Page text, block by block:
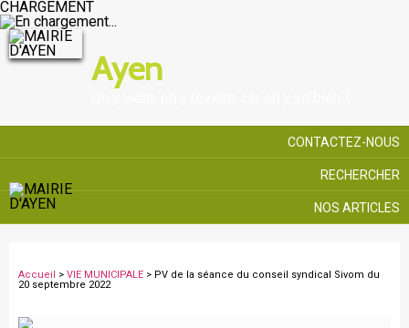
CHARGEMENT
Ayen
CONTACTEZ-NOUS
RECHERCHER
NOS ARTICLES
Accueil > VIE MUNICIPALE > PV de la séance du conseil syndical Sivom du
20 septembre 2022